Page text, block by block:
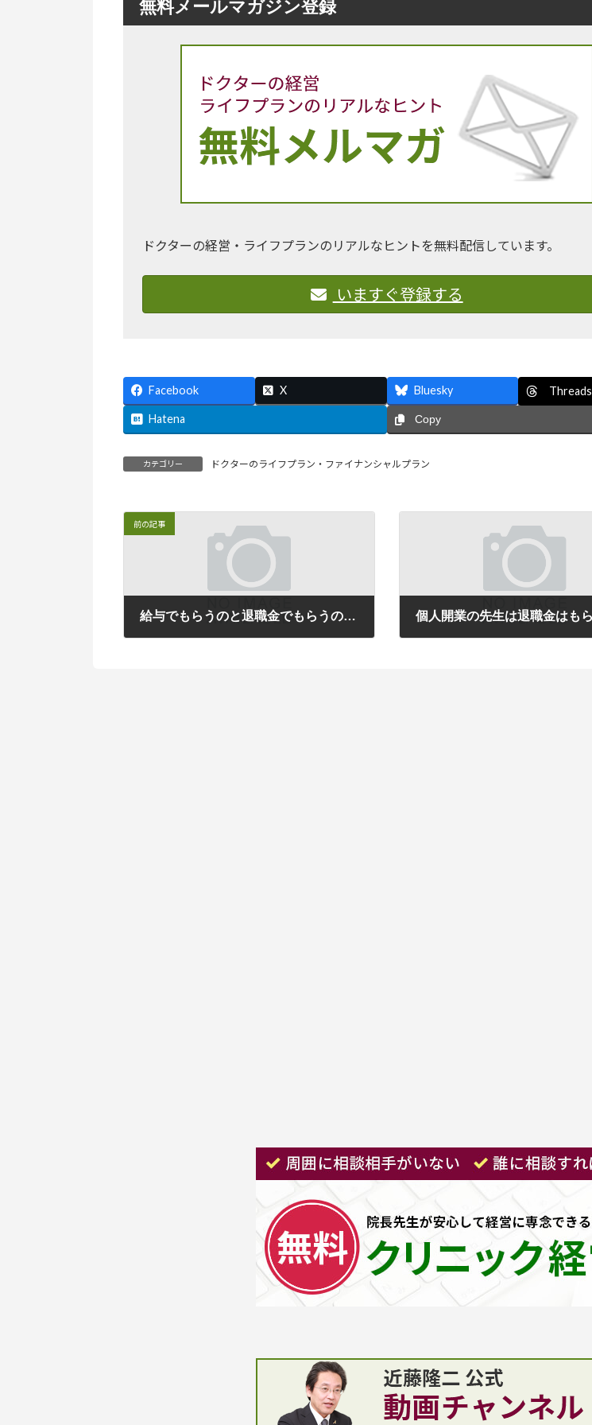
無料メールマガジン登録
ドクターの経営・ライフプランのリアルなヒントを無料配信しています。
いますぐ登録する
Facebook X Bluesky Threads
Hatena Copy
カテゴリー ドクターのライフプラン・ファイナンシャルプラン
前の記事
給与でもらうのと退職金でもらうのとどちらが得なの？